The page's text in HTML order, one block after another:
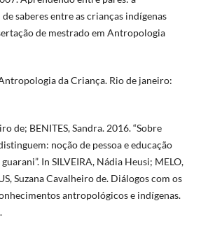
saberes entre as crianças indígenas
de mestrado em Antropologia
da Criança. Rio de janeiro:
de; BENITES, Sandra. 2016. “Sobre
noção de pessoa e educação
In SILVEIRA, Nádia Heusi; MELO,
Suzana Cavalheiro de. Diálogos com os
antropológicos e indígenas.